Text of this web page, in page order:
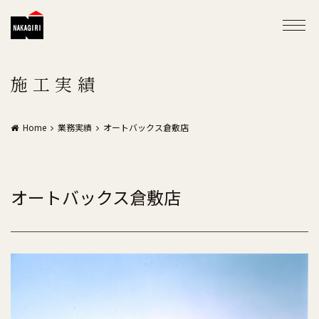
施工実績
Home 業務実績 オートバックス倉敷店
オートバックス倉敷店